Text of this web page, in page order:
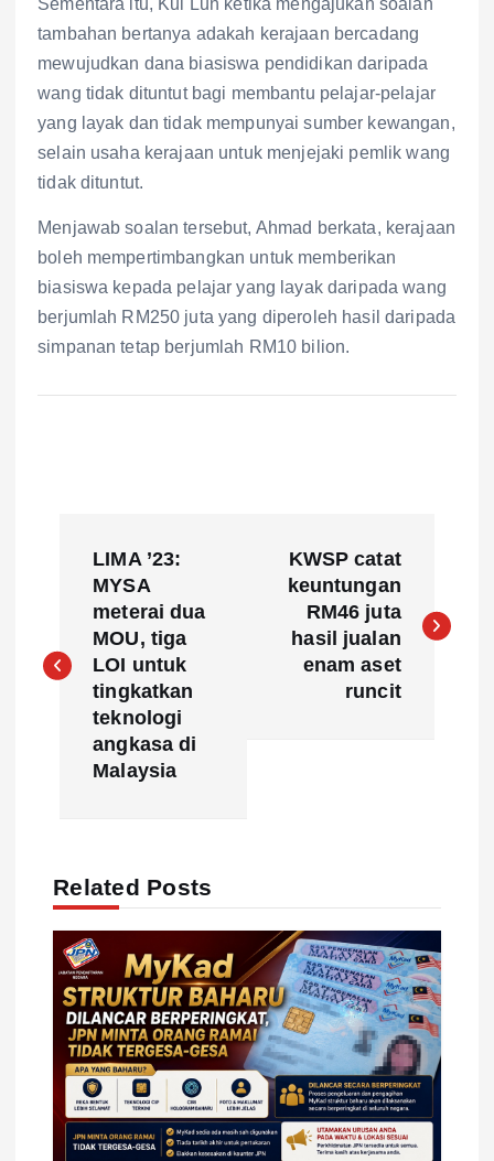
tambahan bertanya adakah kerajaan bercadang
mewujudkan dana biasiswa pendidikan daripada
wang tidak dituntut bagi membantu pelajar-pelajar
yang layak dan tidak mempunyai sumber kewangan,
selain usaha kerajaan untuk menjejaki pemlik wang
tidak dituntut.
Menjawab soalan tersebut, Ahmad berkata, kerajaan
boleh mempertimbangkan untuk memberikan
biasiswa kepada pelajar yang layak daripada wang
berjumlah RM250 juta yang diperoleh hasil daripada
simpanan tetap berjumlah RM10 bilion.
s
g
LIMA ’23:
MYSA
meterai dua
MOU, tiga
LOI untuk
tingkatkan
teknologi
angkasa di
Malaysia
KWSP catat
keuntungan
RM46 juta
hasil jualan
enam aset
runcit
Related Posts